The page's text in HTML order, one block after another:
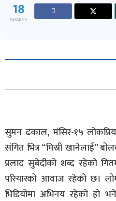
18
SHARES
सुमन ढकाल, मंसिर-१५
संगित भित्र “मिस्री खानेलाई”
प्रलाद सुबेदीको शब्द रहेको
परियारको आवाज रहेको छ।
भिडियोमा अभिनय रहेको हो